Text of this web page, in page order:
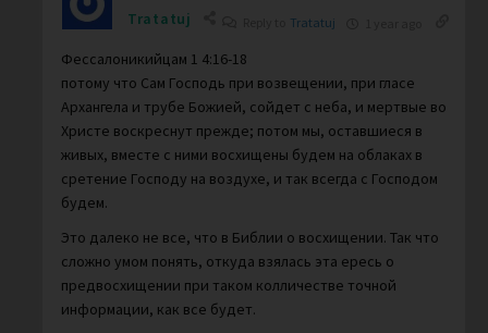
Tratatuj Tratatuj
Фессалоникийцам 1 4:16-18
потому что Сам Господь при возвещении, при гласе
Архангела и трубе Божией, сойдет с неба, и мертвые во
Христе воскреснут прежде; потом мы, оставшиеся в
живых, вместе с ними восхищены будем на облаках в
сретение Господу на воздухе, и так всегда с Господом
будем.
Это далеко не все, что в Библии о восхищении. Так что
сложно умом понять, откуда взялась эта ересь о
предвосхищении при таком колличестве точной
информации, как все будет.